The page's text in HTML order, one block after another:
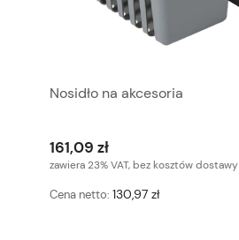
Nosidło na akcesoria
161,09 zł
zawiera 23% VAT, bez kosztów dostawy
Cena netto: 130,97 zł